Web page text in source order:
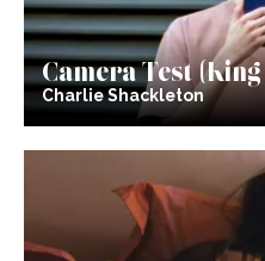
Camera Test
Charlie Shackleton